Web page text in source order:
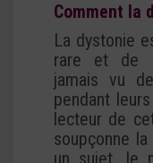
Comment la
La dystonie
rare et de
jamais vu
pendant
lecteur de
soupçonne
un sujet, le